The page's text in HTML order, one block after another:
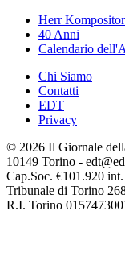
Herr
40 Anni
Calendario
Chi Siamo
Contatti
EDT
Privacy
© 2026 Il Giornale
10149 Torino -
Cap.Soc. €101.920
Tribunale di Torino
R.I. Torino